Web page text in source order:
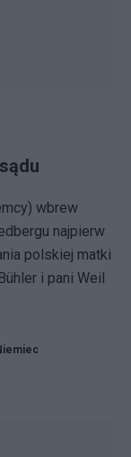
wbrew
najpierw
polskiej matki
i pani Weil